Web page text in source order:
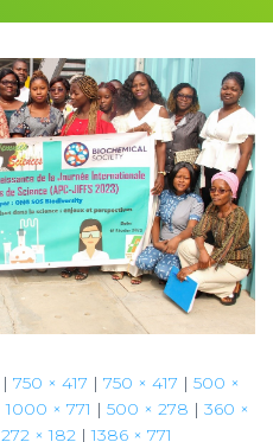
N
| 750 × 417 | 750 × 417 | 500 ×
1000 × 771 | 500 × 278 | 360 ×
272 × 182 | 1386 × 771